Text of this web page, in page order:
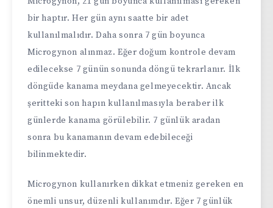
bir haptır. Her gün aynı saatte bir adet
kullanılmalıdır. Daha sonra 7 gün boyunca
Microgynon alınmaz. Eğer doğum kontrole devam
edilecekse 7 günün sonunda döngü tekrarlanır. İlk
döngüde kanama meydana gelmeyecektir. Ancak
şeritteki son hapın kullanılmasıyla beraber ilk
günlerde kanama görülebilir. 7 günlük aradan
sonra bu kanamanın devam edebileceği
bilinmektedir.
Microgynon kullanırken dikkat etmeniz gereken en
önemli unsur, düzenli kullanımdır. Eğer 7 günlük